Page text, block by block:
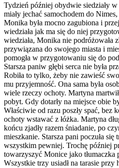
Tydzień później obydwie siedziały
miały jechać samochodem do
Monika była mocno zagubiona i
wiedziała jak ma się do niej
wiedziała, Monika nie podróżowała
przywiązana do swojego miasta i
pomogła w przygotowaniu się do
Starsza paniw głębi serca nie była
Robiła to tylko, żeby nie zawieść
mu przyjemność. Ona sama była
wiele rzeczy ochoty. Martyna
pobyt. Gdy dotarły na miejsce obie
Właściwie od razu poszły spać, bez
ochoty wstawać z łóżka. Martyna
końcu zjadły razem śniadanie, po
mieszkanie. Starsza pani poczuła się
wszystkim pewniej. Trochę później
towarzyszyć Monice jako tłumaczka
Wszystkie trzy usiadł na tarasie przy